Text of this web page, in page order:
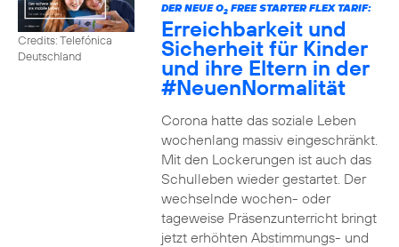
Credits: Telefónica
Deutschland
DER NEUE O2FREE STARTER FLEX TARIF:
Erreichbarkeit und
Sicherheit für Kinder
und ihre Eltern in der
#NeuenNormalität
Corona hatte das soziale Leben
wochenlang massiv eingeschränkt.
Mit den Lockerungen ist auch das
Schulleben wieder gestartet. Der
wechselnde wochen- oder
tageweise Präsenzunterricht bringt
jetzt erhöhten Abstimmungs- und